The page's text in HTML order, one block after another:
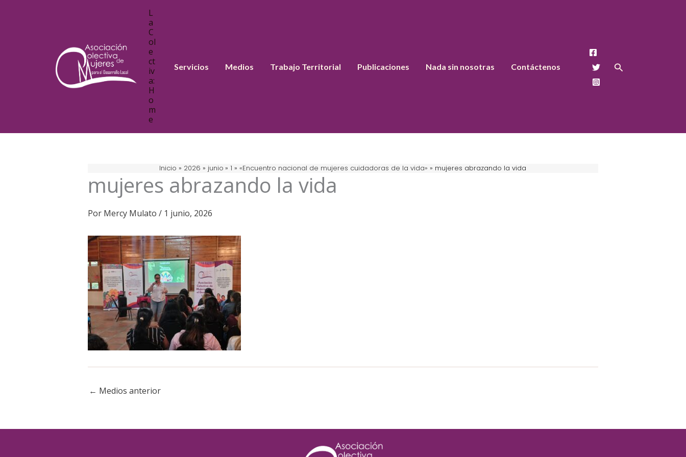
L
a
C
ol
e
ct
iv
a:
H
o
m
e
Servicios Medios Trabajo Territorial Publicaciones Nada sin nosotras Contáctenos Buscar
Inicio 2026 junio 1 «Encuentro nacional de mujeres cuidadoras de la vida» mujeres abrazando la vida
mujeres abrazando la vida
Por Mercy Mulato / 1 junio, 2026
← Medios anterior